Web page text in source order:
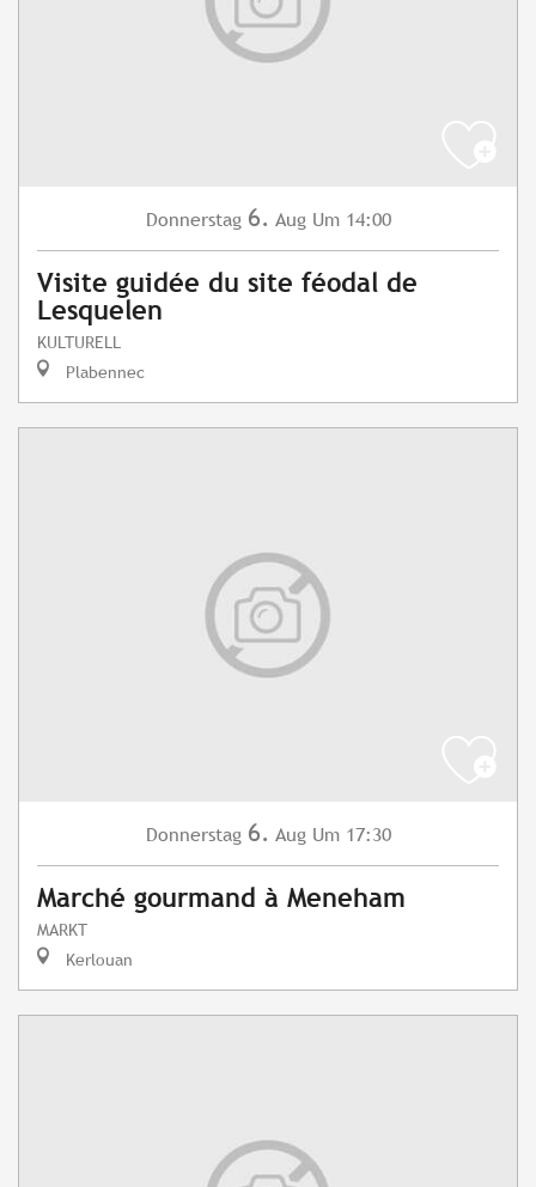
Donnerstag 6. Aug Um 14:00
Visite guidée du site féodal de
Lesquelen
KULTURELL
Plabennec
Donnerstag 6. Aug Um 17:30
Marché gourmand à Meneham
MARKT
Kerlouan